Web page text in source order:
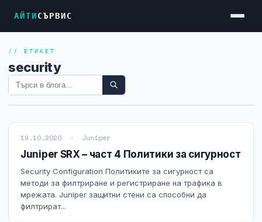
АЙТИСЪРВИС
Услуги
Достъп до Интернет
Видеонаблюдение
Фирмени мрежи
Firewall и VPN
Хостинг и VPS сървъри
Колокация на сървъри
// ЕТИКЕТ
security
19.10.2020 · Juniper
Juniper SRX – част 4 Политики за сигурност
Security Configuration Политиките за сигурност са
методи за филтриране и регистриране на трафика в
мрежата. Juniper защитни стени са способни да
филтрират...